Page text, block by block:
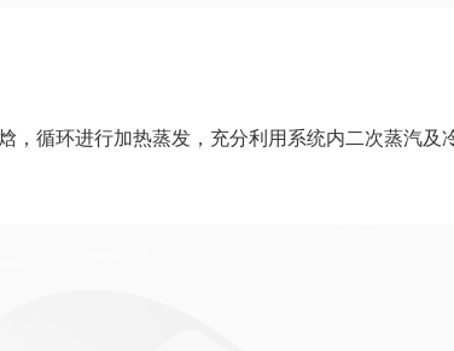
循环进行加热蒸发，充分利用系统内二次蒸汽及